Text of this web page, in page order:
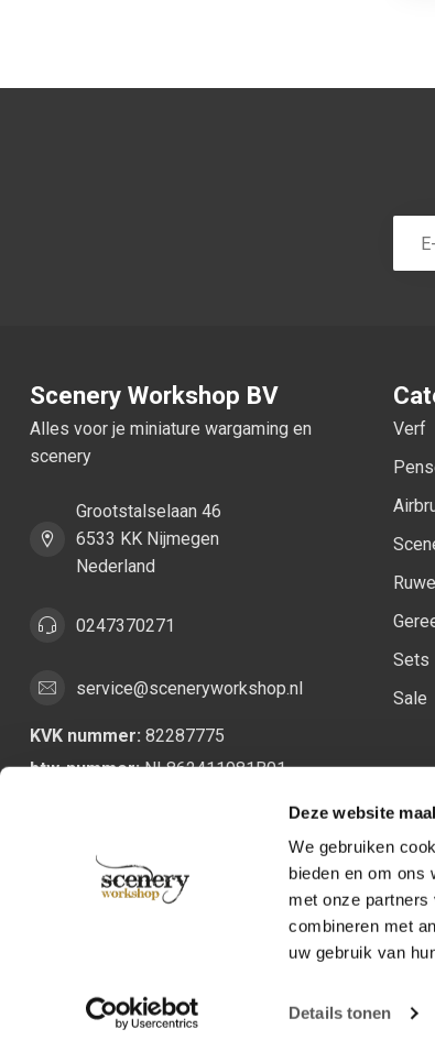
Deze website
We gebruiken
bieden en om ons
met onze
combineren met
uw gebruik van
Details tonen
Scenery Workshop BV
Alles voor je miniature wargaming en
scenery
Grootstalselaan 46
6533 KK Nijmegen
Nederland
0247370271
service@sceneryworkshop.nl
KVK nummer: 82287775
btw-nummer:NL862411981B01
Verf
Sets
Sale